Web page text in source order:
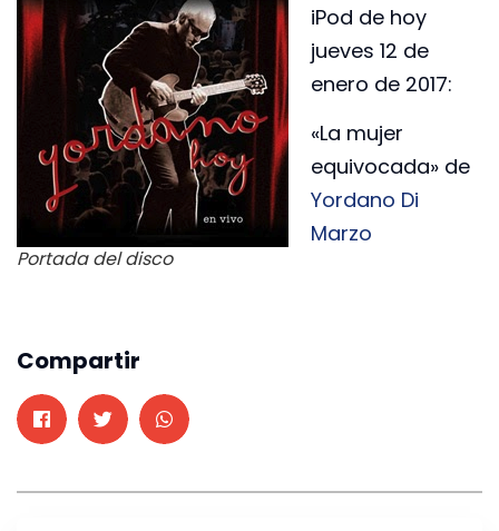
Portada del disco
iPod de hoy
jueves 12 de
enero de 2017:
«La mujer
equivocada» de
Yordano Di
Marzo
Compartir